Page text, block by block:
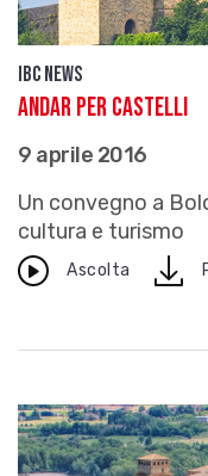
IBC news
Andar per castelli
9 aprile 2016
Un convegno a
cultura e turismo
Ascolta